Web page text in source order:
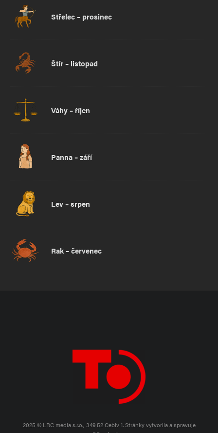
Střelec – prosinec
Štír – listopad
Váhy – říjen
Panna – září
Lev – srpen
Rak – červenec
2025 © LRC media s.r.o., 349 52 Cebiv 1.Stránky vytvořila a spravuje